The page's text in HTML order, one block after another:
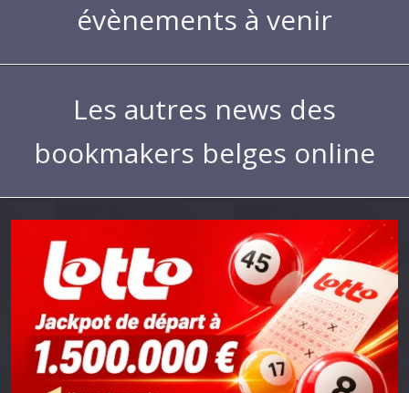
évènements à venir
Les autres news des
bookmakers belges online